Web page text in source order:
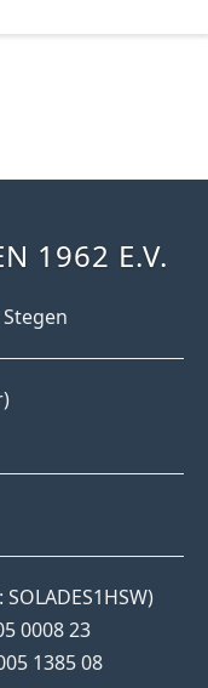
1962 E.V.
0008 23
1385 08